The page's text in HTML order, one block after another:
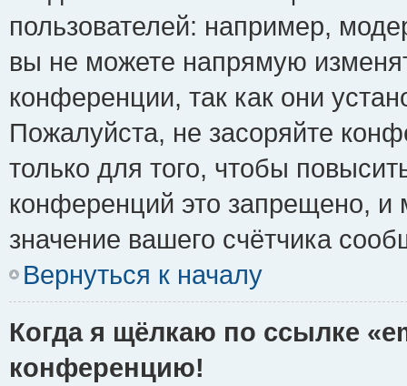
пользователей: например,
вы не можете напрямую
конференции, так как они
Пожалуйста, не засоряйте
только для того, чтобы
конференций это запрещено, и
значение вашего счётчика
Вернуться к началу
Когда я щёлкаю по ссылке
конференцию!